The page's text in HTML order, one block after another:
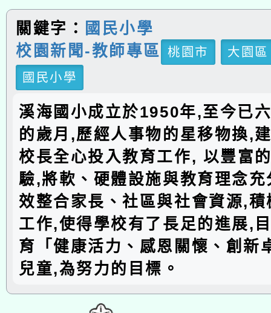
關鍵字：
國民小學
校園新聞-教師專區
桃園市
大園區
國民小學
溪海國小成立於1950年,至今已
的歲月,歷經人事物的星移物換,
校長全心投入教育工作, 以豐富
驗,將軟、硬體設施與教育理念
效整合家長、社區與社會資源,
工作,使得學校有了長足的進展,
育「健康活力、感恩關懷、創新
兒童,為努力的目標。